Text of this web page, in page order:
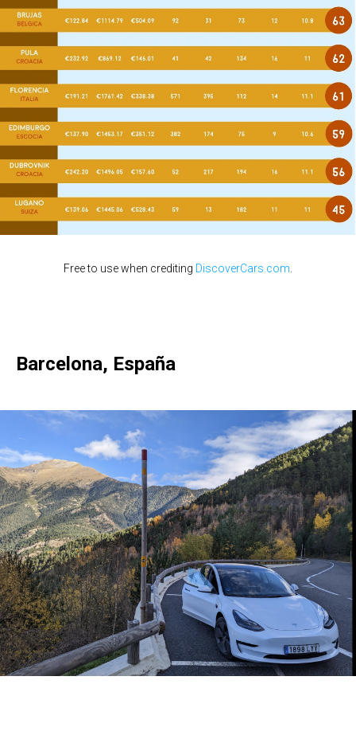
Free to use when crediting DiscoverCars.com
Barcelona, España